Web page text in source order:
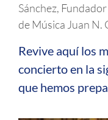
Sánchez,
de Música Juan N.
Revive aquí los
concierto en la
que hemos